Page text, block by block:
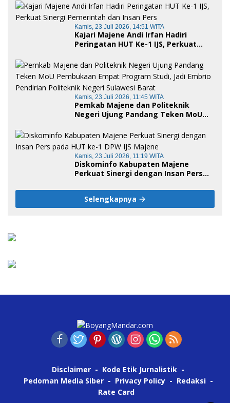
Kamis, 23 Juli 2026, 14:51 WITA
Kajari Majene Andi Irfan Hadiri
Peringatan HUT Ke-1 IJS, Perkuat
Kamis, 23 Juli 2026, 11:45 WITA
Pemkab Majene dan Politeknik
Negeri Ujung Pandang Teken MoU
Jadi Embrio Pendirian Politeknik
Negeri Sulawesi Barat
Kamis, 23 Juli 2026, 11:19 WITA
Diskominfo Kabupaten Majene
Perkuat Sinergi dengan Insan Pers
Selengkapnya
Disclaimer
Kode Etik Jurnalistik
Pedoman Media Siber
Privacy Policy
Redaksi
Rate Card